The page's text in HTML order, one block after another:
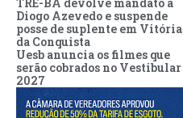
TRE-BA devolve mandato a
Diogo Azevedo e suspende
posse de suplente em Vitória
da Conquista
Uesb anuncia os filmes que
serão cobrados no Vestibular
2027